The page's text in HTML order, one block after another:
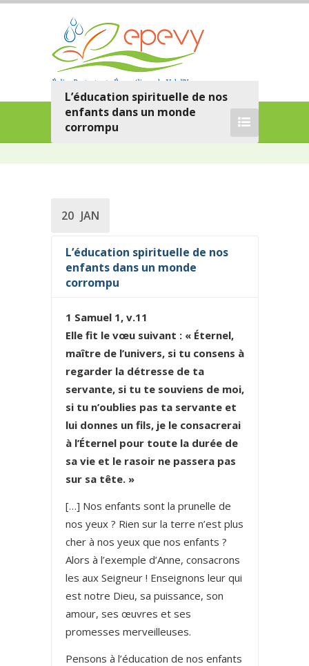
L’éducation spirituelle de nos
enfants dans un monde
corrompu
20 JAN
L’éducation spirituelle de nos
enfants dans un monde
corrompu
1 Samuel 1, v.11
Elle fit le vœu suivant : « Éternel,
maître de l’univers, si tu consens à
regarder la détresse de ta
servante, si tu te souviens de moi,
si tu n’oublies pas ta servante et
lui donnes un fils, je le consacrerai
à l’Éternel pour toute la durée de
sa vie et le rasoir ne passera pas
sur sa tête. »
[…] Nos enfants sont la prunelle de
nos yeux ? Rien sur la terre n’est plus
cher à nos yeux que nos enfants ?
Alors à l’exemple d’Anne, consacrons
les aux Seigneur ! Enseignons leur qui
est notre Dieu, sa puissance, son
amour, ses œuvres et ses
promesses merveilleuses.
Pensons à l’éducation de nos enfants